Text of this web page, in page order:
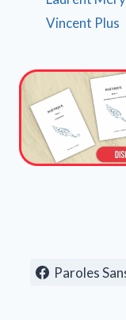
Vincent Plus
Paroles